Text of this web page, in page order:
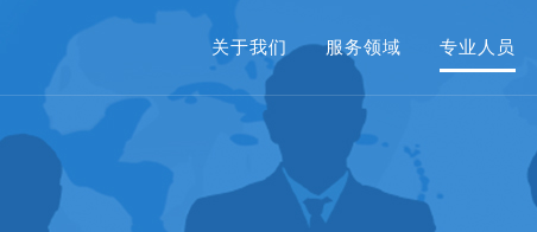
关于我们 服务领域 专业人员